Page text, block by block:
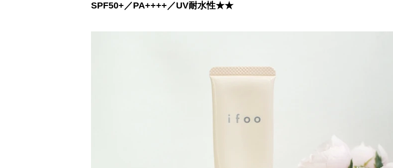
SPF50+／PA++++／UV耐水性★★